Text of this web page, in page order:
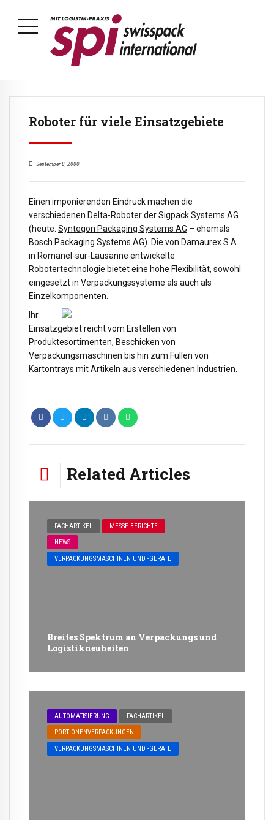
Roboter für viele Einsatzgebiete
September 8, 2000
Einen imponierenden Eindruck machen die
verschiedenen Delta-Roboter der Sigpack Systems AG
(heute: Syntegon Packaging Systems AG – ehemals
Bosch Packaging Systems AG). Die von Damaurex S.A.
in Romanel-sur-Lausanne entwickelte
Robotertechnologie bietet eine hohe Flexibilität, sowohl
eingesetzt in Verpackungssysteme als auch als
Einzelkomponenten.
Ihr
Einsatzgebiet reicht vom Erstellen von
Produktesortimenten, Beschicken von
Verpackungsmaschinen bis hin zum Füllen von
Kartontrays mit Artikeln aus verschiedenen Industrien.
Related Articles
FACHARTIKEL MESSE-BERICHTE
NEWS
VERPACKUNGSMASCHINEN UND -GERÄTE
Breites Spektrum an Verpackungs und
Logistikneuheiten
AUTOMATISIERUNG FACHARTIKEL
PORTIONENVERPACKUNGEN
VERPACKUNGSMASCHINEN UND -GERÄTE